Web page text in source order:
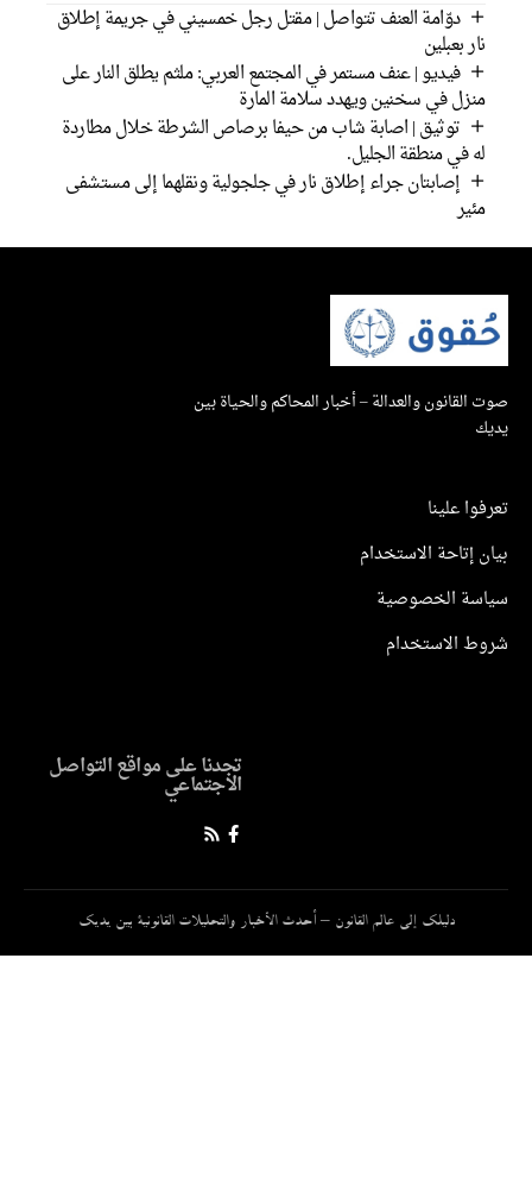
دوّامة العنف تتواصل | مقتل رجل خمسيني في جريمة إطلاق
نار بعبلين
فيديو | عنف مستمر في المجتمع العربي: ملثم يطلق النار على
منزل في سخنين ويهدد سلامة المارة
توثيق | اصابة شاب من حيفا برصاص الشرطة خلال مطاردة
له في منطقة الجليل.
إصابتان جراء إطلاق نار في جلجولية ونقلهما إلى مستشفى
والعدالة – أخبار المحاكم والحياة بين
علينا
إتاحة الاستخدام
الخصوصية
الاستخدام
تجدنا على مواقع التواصل
الاجتماعي
دليلك إلى عالم القانون – أحدث الأخبار والتحليلات القانونية بين يديك